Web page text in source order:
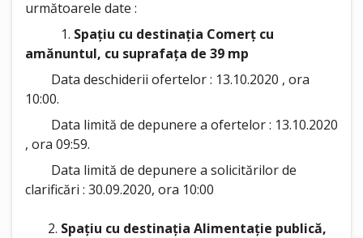
următoarele date :
1. Spațiu cu destinația Comerț cu
amănuntul, cu suprafața de 39 mp
Data deschiderii ofertelor : 13.10.2020 , ora
10:00.
Data limită de depunere a ofertelor : 13.10.2020
, ora 09:59.
Data limită de depunere a solicitărilor de
clarificări : 30.09.2020, ora 10:00
2. Spațiu cu destinația Alimentație publică,